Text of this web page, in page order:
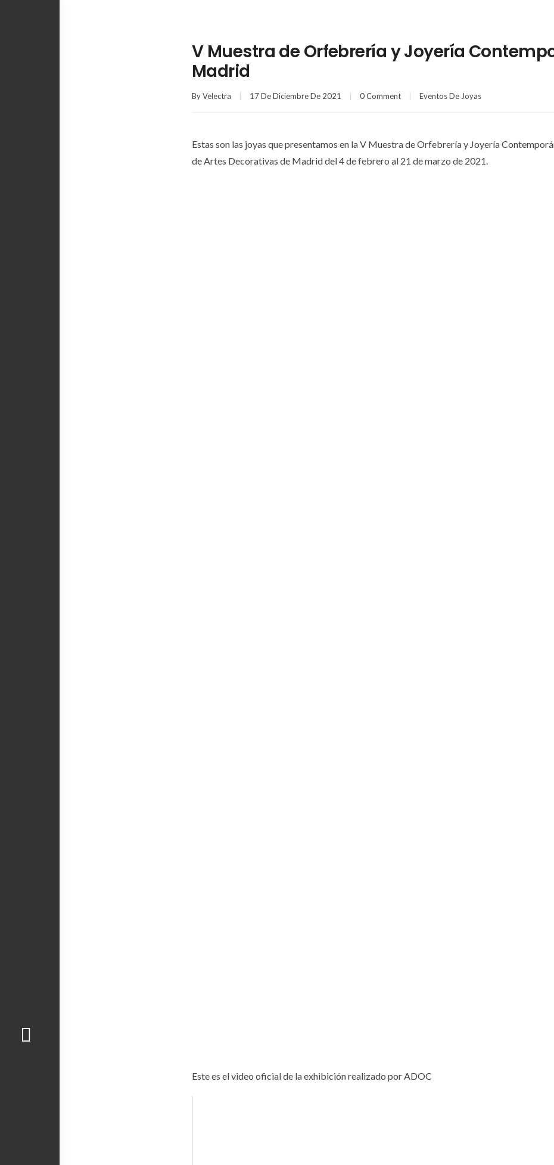
V Muestra de Orfebrería y Joyería
Madrid
ByVelectra 17 De Diciembre De 2021 0 Comment Eventos De Joyas
Estas son las joyas que presentamos en la V Muestra de Orfebrería y Joyería
de Artes Decorativas de Madrid del 4 de febrero al 21 de marzo de 2021.
Este es el video oficial de la exhibición realizado por ADOC